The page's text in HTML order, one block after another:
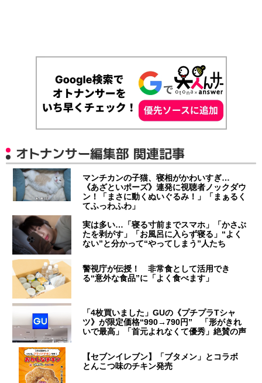
オトナンサー編集部 関連記事
マンチカンの子猫、寝相がかわいすぎ…
《あざといポーズ》連発に視聴者ノックダウ
ン！「まさに動くぬいぐるみ！」「まぁるく
てふっわふわ」
実は多い…「寝る寸前までスマホ」「かさぶ
たを剥がす」「お風呂に入らず寝る」“よく
ない”と分かって“やってしまう”人たち
警視庁が伝授！ 非常食として活用でき
る“意外な食品”に「よく食べます」
「4枚買いました」GUの《プチプラTシャ
ツ》が限定価格“990→790円” 「形がきれ
いで最高」「首元よれなくて優秀」絶賛の声
【セブンイレブン】「ブタメン」とコラボ
とんこつ味のチキン発売